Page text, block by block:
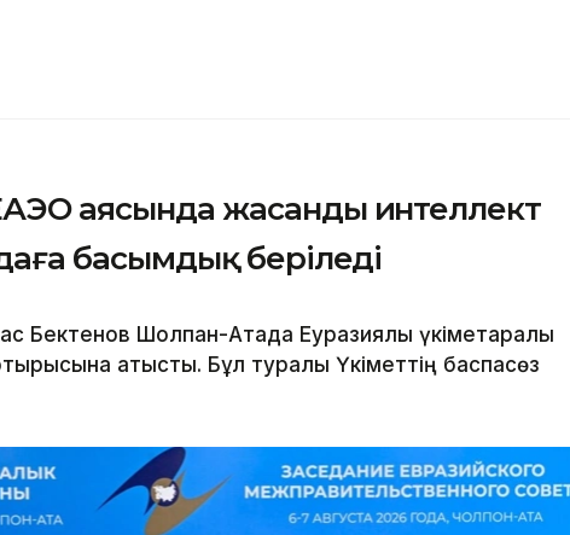
аясында жасанды интеллект
басымдық беріледі
Бектенов Шолпан-Атада Еуразиялық үкіметаралық
қатысты. Бұл туралы Үкіметтің баспасөз